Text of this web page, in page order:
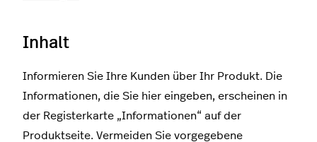
Inhalt
Informieren Sie Ihre Kunden über Ihr Produkt. Die
Informationen, die Sie hier eingeben, erscheinen in
der Registerkarte „Informationen“ auf der
Produktseite. Vermeiden Sie vorgegebene